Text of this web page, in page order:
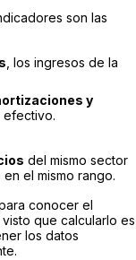
son las
, los ingresos de la
y
efectivo.
del mismo sector
el mismo rango.
conocer el
que calcularlo es
los datos